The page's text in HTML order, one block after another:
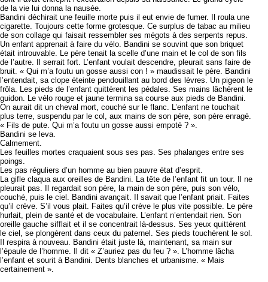
de la vie lui donna la nausée.
Bandini déchirait une feuille morte puis il eut envie de fumer. Il roula une
cigarette. Toujours cette forme grotesque. Ce surplus de tabac au milieu
de son collage qui faisait ressembler ses mégots à des serpents repus.
Un enfant apprenait à faire du vélo. Bandini se souvint que son briquet
était introuvable. Le père tenait la scelle d’une main et le col de son fils
de l’autre. Il serrait fort. L’enfant voulait descendre, pleurait sans faire de
bruit. « Qui m’a foutu un gosse aussi con ! » maudissait le père. Bandini
l’entendait, sa clope éteinte pendouillant au bord des lèvres. Un pigeon le
frôla. Les pieds de l’enfant quittèrent les pédales. Ses mains lâchèrent le
guidon. Le vélo rouge et jaune termina sa course aux pieds de Bandini.
On aurait dit un cheval mort, couché sur le flanc. L’enfant ne touchait
plus terre, suspendu par le col, aux mains de son père, son père enragé.
« Fils de pute. Qui m’a foutu un gosse aussi empoté ? ».
Bandini se leva.
Calmement.
Les feuilles mortes craquaient sous ses pas. Ses phalanges entre ses
poings.
Les pas réguliers d’un homme au bien pauvre état d’esprit.
La gifle claqua aux oreilles de Bandini. La tête de l’enfant fit un tour. Il ne
pleurait pas. Il regardait son père, la main de son père, puis son vélo,
couché, puis le ciel. Bandini avançait. Il savait que l’enfant priait. Faites
qu’il crève. S’il vous plait. Faites qu’il crève le plus vite possible. Le père
hurlait, plein de santé et de vocabulaire. L’enfant n’entendait rien. Son
oreille gauche sifflait et il se concentrait là-dessus. Ses yeux quittèrent
le ciel, se plongèrent dans ceux du paternel. Ses pieds touchèrent le sol.
Il respira à nouveau. Bandini était juste là, maintenant, sa main sur
l’épaule de l’homme. Il dit « Z’auriez pas du feu ? ». L’homme lâcha
l’enfant et sourit à Bandini. Dents blanches et urbanisme. « Mais
certainement ».